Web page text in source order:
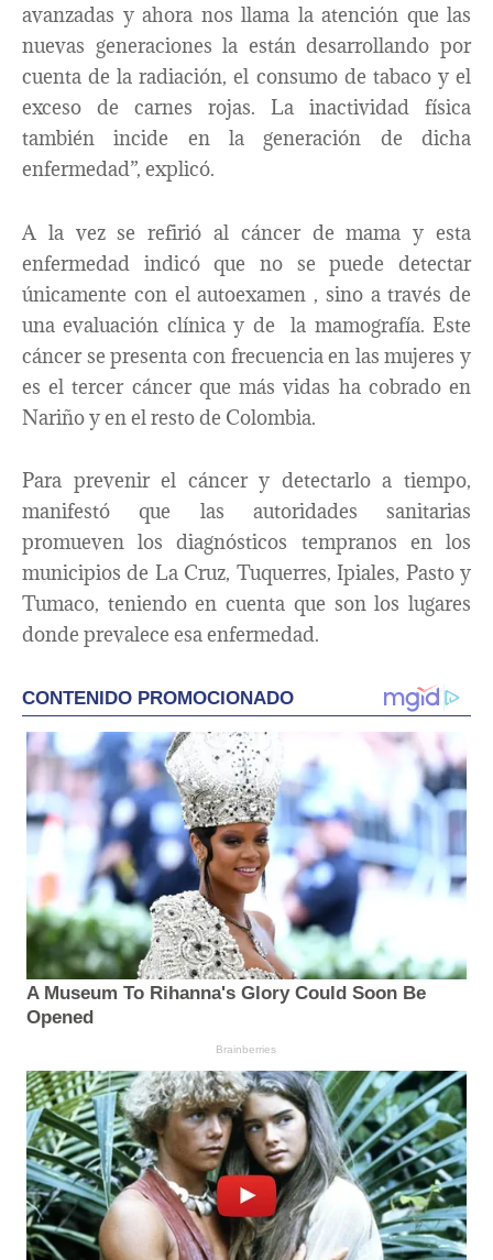
avanzadas y ahora nos llama la atención que las
nuevas generaciones la están desarrollando por
cuenta de la radiación, el consumo de tabaco y el
exceso de carnes rojas. La inactividad física
también incide en la generación de dicha
enfermedad”, explicó.
A la vez se refirió al cáncer de mama y esta
enfermedad indicó que no se puede detectar
únicamente con el autoexamen , sino a través de
una evaluación clínica y de la mamografía. Este
cáncer se presenta con frecuencia en las mujeres y
es el tercer cáncer que más vidas ha cobrado en
Nariño y en el resto de Colombia.
Para prevenir el cáncer y detectarlo a tiempo,
manifestó que las autoridades sanitarias
promueven los diagnósticos tempranos en los
municipios de La Cruz, Tuquerres, Ipiales, Pasto y
Tumaco, teniendo en cuenta que son los lugares
donde prevalece esa enfermedad.